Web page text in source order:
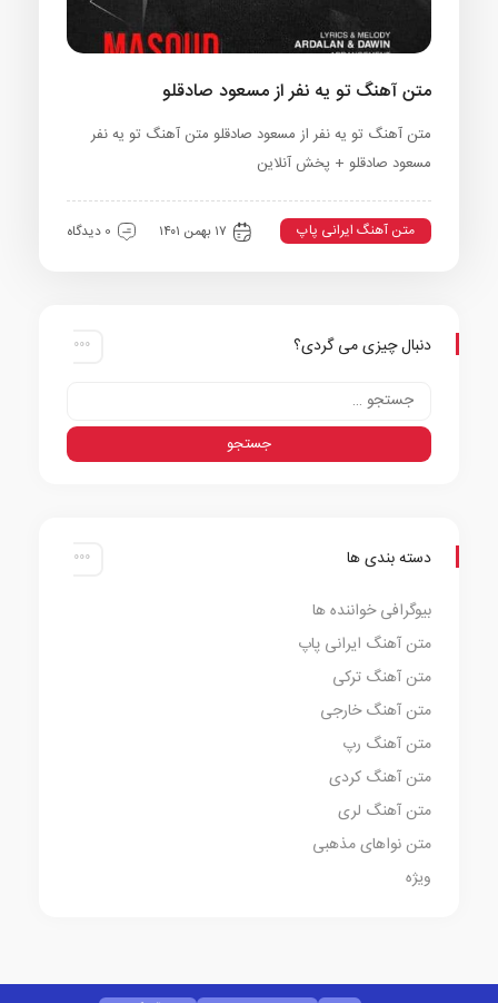
متن آهنگ تو یه نفر از مسعود صادقلو
متن آهنگ تو یه نفر از مسعود صادقلو متن آهنگ تو یه نفر
مسعود صادقلو + پخش آنلاین
متن آهنگ ایرانی پاپ ۱۷ بهمن ۱۴۰۱ 0 دیدگاه
دنبال چیزی می گردی؟
دسته بندی ها
بیوگرافی خواننده ها
متن آهنگ ایرانی پاپ
متن آهنگ ترکی
متن آهنگ خارجی
متن آهنگ رپ
متن آهنگ کردی
متن آهنگ لری
متن نواهای مذهبی
ویژه